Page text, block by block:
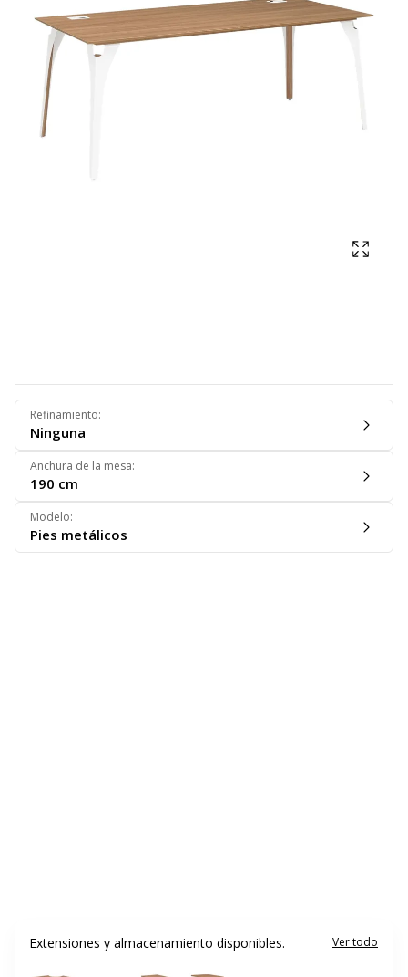
Refinamiento:
Ninguna
Anchura de la mesa:
190 cm
Modelo:
Pies metálicos
Extensiones y almacenamiento disponibles. Ver todo